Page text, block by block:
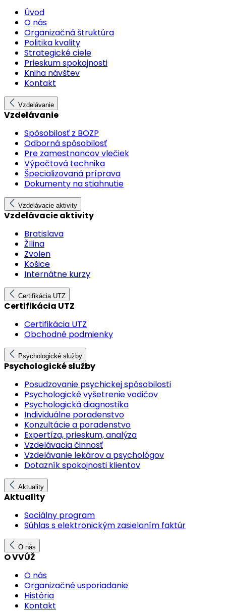
Úvod
O nás
Organizačná štruktúra
Politika kvality
Strategické ciele
Prieskum spokojnosti
Kniha návštev
Kontakt
Vzdelávanie
Vzdelávanie
Spôsobilosť z BOZP
Odborná spôsobilosť
Pre zamestnancov vlečiek
Výpočtová technika
Špecializovaná príprava
Dokumenty na stiahnutie
Vzdelávacie aktivity
Vzdelávacie aktivity
Bratislava
ŽIlina
Zvolen
Košice
Internátne kurzy
Certifikácia UTZ
Certifikácia UTZ
Certifikácia UTZ
Obchodné podmienky
Psychologické služby
Psychologické služby
Posudzovanie psychickej spôsobilosti
Psychologické vyšetrenie vodičov
Psychologická diagnostika
Individuálne poradenstvo
Konzultácie a poradenstvo
Expertíza, prieskum, analýza
Vzdelávacia činnosť
Vzdelávanie lekárov a psychológov
Dotazník spokojnosti klientov
Aktuality
Aktuality
Sociálny program
Súhlas s elektronickým zasielaním faktúr
O nás
O VVÚŽ
O nás
Organizačné usporiadanie
História
Kontakt